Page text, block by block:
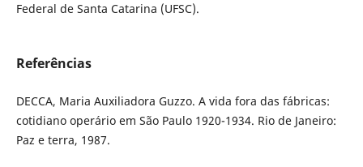
Federal de Santa Catarina (UFSC).
Referências
DECCA, Maria Auxiliadora Guzzo. A vida fora das fábricas:
cotidiano operário em São Paulo 1920-1934. Rio de Janeiro:
Paz e terra, 1987.